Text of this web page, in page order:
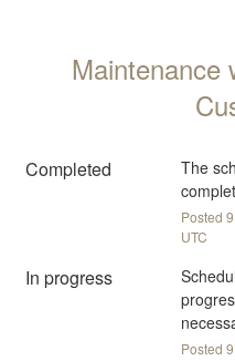
Maintenance
Completed
The
Posted 9
UTC
In progress
Posted 9